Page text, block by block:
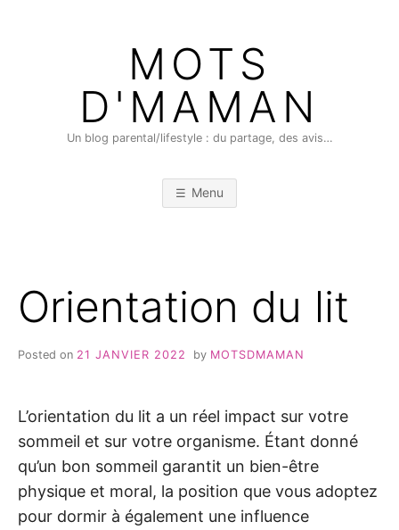
MOTS
D'MAMAN
Un blog parental/lifestyle : du partage, des avis…
Menu
Orientation du lit
Posted on 21 JANVIER 2022 by MOTSDMAMAN
L’orientation du lit a un réel impact sur votre
sommeil et sur votre organisme. Étant donné
qu’un bon sommeil garantit un bien-être
physique et moral, la position que vous adoptez
pour dormir à également une influence